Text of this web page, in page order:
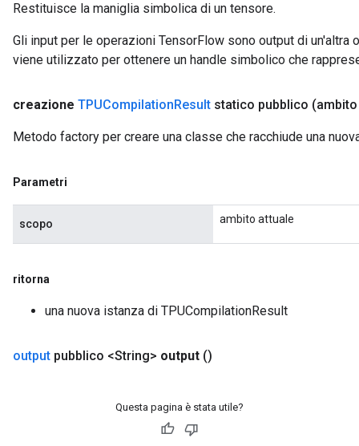
Restituisce la maniglia simbolica di un tensore.
Gli input per le operazioni TensorFlow sono output di un'altra
viene utilizzato per ottenere un handle simbolico che
creazione TPUCompilationResult statico pubblico
Metodo factory per creare una classe che racchiude una
Parametri
scopo ambito attuale
ritorna
una nuova istanza di TPUCompilationResult
output pubblico <String> output ()
Questa pagina è stata utile?